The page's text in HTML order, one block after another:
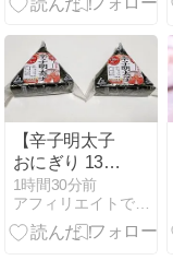
【辛子明太子
おにぎり 132
個目】三週間
我慢した「お
味」とは？
1時間30分前
アフィリエイトで月収３５０万円！